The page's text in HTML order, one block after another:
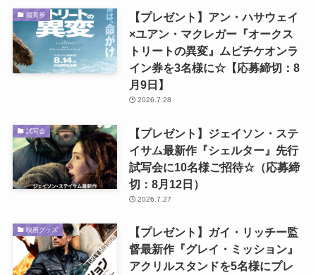
鑑賞券
【プレゼント】アン・ハサウェイ
×ユアン・マクレガー『オークス
トリートの異変』ムビチケオンラ
イン券を3名様に☆【応募締切：8
月9日】
2026.7.28
試写会
【プレゼント】ジェイソン・ステ
イサム最新作『シェルター』先行
試写会に10名様ご招待☆（応募締
切：8月12日）
2026.7.27
映画グッズ
【プレゼント】ガイ・リッチー監
督最新作『グレイ・ミッション』
アクリルスタンドを5名様にプレ